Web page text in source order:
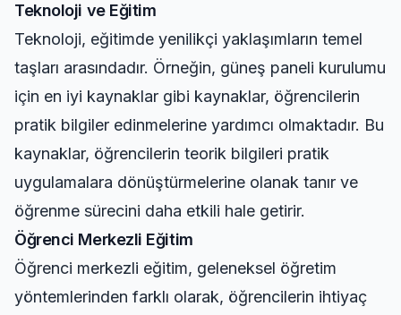
Teknoloji ve Eğitim
Teknoloji, eğitimde yenilikçi yaklaşımların temel
taşları arasındadır. Örneğin, güneş paneli kurulumu
için en iyi kaynaklar gibi kaynaklar, öğrencilerin
pratik bilgiler edinmelerine yardımcı olmaktadır. Bu
kaynaklar, öğrencilerin teorik bilgileri pratik
uygulamalara dönüştürmelerine olanak tanır ve
öğrenme sürecini daha etkili hale getirir.
Öğrenci Merkezli Eğitim
Öğrenci merkezli eğitim, geleneksel öğretim
yöntemlerinden farklı olarak, öğrencilerin ihtiyaç